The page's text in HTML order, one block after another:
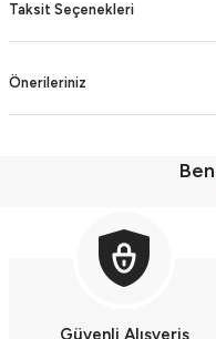
Taksit Seçenekleri
Önerileriniz
Organik Pamuklu Kapüşonlu
Güvenli Alışveriş